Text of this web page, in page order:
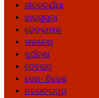
ଜୀବନଚର୍ଯ୍ୟା
ଝାରସୁଗୁଡ଼ା
ଢେଙ୍କାନାଳ
ତାଳଚେର
ଦୁର୍ଘଟଣା
ଦେବଗଡ଼
ଦେଶ- ବିଦେଶ
ନବରଙ୍ଗପୁର